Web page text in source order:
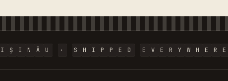
I Ș I N Ă U · S H I P P E D E V E R Y W H E R E